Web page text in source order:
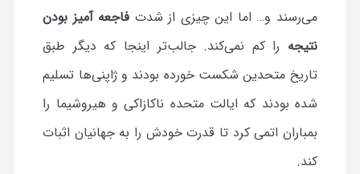
می‌رسند و… اما این چیزی از شدت فاجعه آمیز بودن
نتیجه را کم نمی‌کند. جالب‌تر اینجا که دیگر طبق
تاریخ متحدین شکست خورده بودند و ژاپنی‌ها تسلیم
شده بودند که ایالت متحده ناکازاکی و هیروشیما را
بمباران اتمی کرد تا قدرت خودش را به جهانیان اثبات
کند.